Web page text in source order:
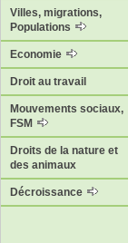
Villes, migrations,
Populations
Economie
Droit au travail
Mouvements sociaux,
FSM
Droits de la nature et
des animaux
Décroissance